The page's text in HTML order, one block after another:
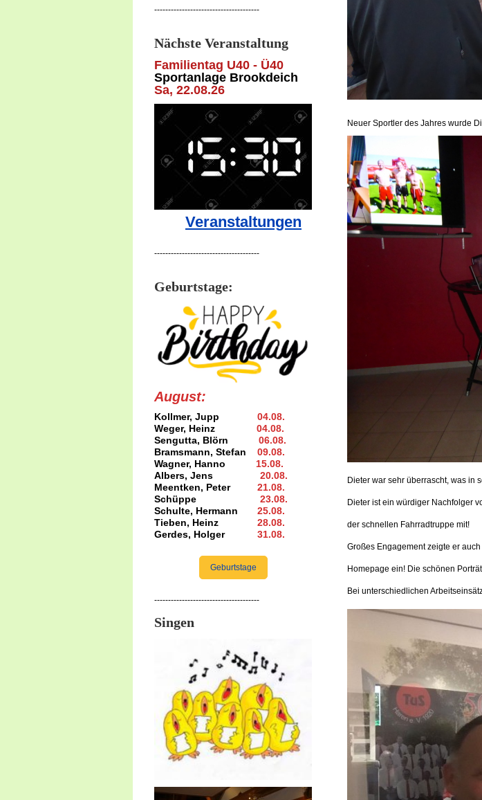
--------------------------------------
Nächste Veranstaltung
Familientag U40 - Ü40
Sportanlage Brookdeich
Sa, 22.08.26
Veranstaltungen
--------------------------------------
Geburtstage:
August:
Kollmer, Jupp 04.08.
Weger, Heinz 04.08.
Sengutta, Blörn 06.08.
Bramsmann, Stefan 09.08.
Wagner, Hanno 15.08.
Albers, Jens 20.08.
Meentken, Peter
21.08.
Schüppe 23.08.
Schulte, Hermann 25.08.
Tieben, Heinz 28.08.
Gerdes, Holger
31.08.
Geburtstage
--------------------------------------
Singen
Neuer Sportler des Jahres wurde
Dieter war sehr überrascht, was in
Dieter ist ein würdiger Nachfolger
der schnellen Fahrradtruppe mit!
Großes Engagement zeigte er
Homepage ein! Die schönen
Bei unterschiedlichen